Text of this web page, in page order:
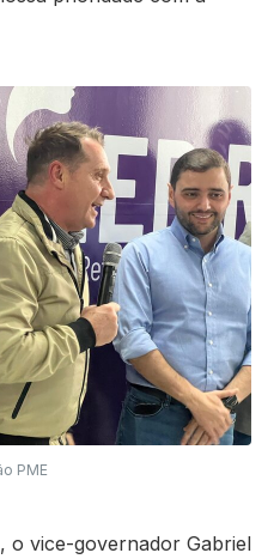
PME
o vice-governador Gabriel